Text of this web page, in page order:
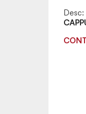
Desc: